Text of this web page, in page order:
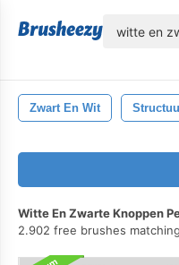
Zwart En Wit
Witte En Zwarte Knoppen
2.902 free brushes matching